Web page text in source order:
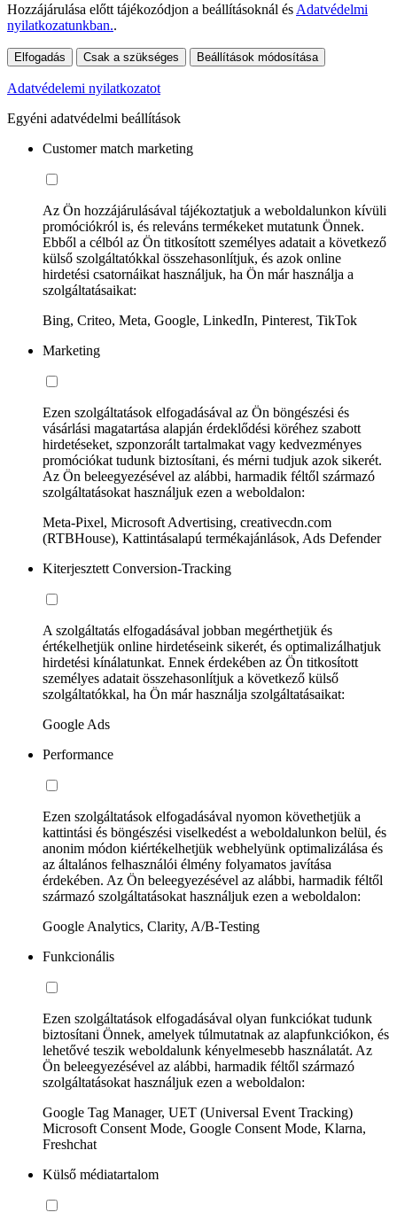
Hozzájárulása előtt tájékozódjon a beállításoknál és Adatvédelmi
nyilatkozatunkban..
Elfogadás Csak a szükséges Beállítások módosítása
Adatvédelemi nyilatkozatot
Egyéni adatvédelmi beállítások
Customer match marketing
Az Ön hozzájárulásával tájékoztatjuk a weboldalunkon kívüli
promóciókról is, és releváns termékeket mutatunk Önnek.
Ebből a célból az Ön titkosított személyes adatait a következő
külső szolgáltatókkal összehasonlítjuk, és azok online
hirdetési csatornáikat használjuk, ha Ön már használja a
szolgáltatásaikat:
Bing, Criteo, Meta, Google, LinkedIn, Pinterest, TikTok
Marketing
Ezen szolgáltatások elfogadásával az Ön böngészési és
vásárlási magatartása alapján érdeklődési köréhez szabott
hirdetéseket, szponzorált tartalmakat vagy kedvezményes
promóciókat tudunk biztosítani, és mérni tudjuk azok sikerét.
Az Ön beleegyezésével az alábbi, harmadik féltől származó
szolgáltatásokat használjuk ezen a weboldalon:
Meta-Pixel, Microsoft Advertising, creativecdn.com
(RTBHouse), Kattintásalapú termékajánlások, Ads Defender
Kiterjesztett Conversion-Tracking
A szolgáltatás elfogadásával jobban megérthetjük és
értékelhetjük online hirdetéseink sikerét, és optimalizálhatjuk
hirdetési kínálatunkat. Ennek érdekében az Ön titkosított
személyes adatait összehasonlítjuk a következő külső
szolgáltatókkal, ha Ön már használja szolgáltatásaikat:
Google Ads
Performance
Ezen szolgáltatások elfogadásával nyomon követhetjük a
kattintási és böngészési viselkedést a weboldalunkon belül, és
anonim módon kiértékelhetjük webhelyünk optimalizálása és
az általános felhasználói élmény folyamatos javítása
érdekében. Az Ön beleegyezésével az alábbi, harmadik féltől
származó szolgáltatásokat használjuk ezen a weboldalon:
Google Analytics, Clarity, A/B-Testing
Funkcionális
Ezen szolgáltatások elfogadásával olyan funkciókat tudunk
biztosítani Önnek, amelyek túlmutatnak az alapfunkciókon, és
lehetővé teszik weboldalunk kényelmesebb használatát. Az
Ön beleegyezésével az alábbi, harmadik féltől származó
szolgáltatásokat használjuk ezen a weboldalon:
Google Tag Manager, UET (Universal Event Tracking)
Microsoft Consent Mode, Google Consent Mode, Klarna,
Freshchat
Külső médiatartalom